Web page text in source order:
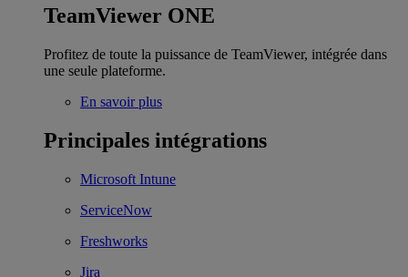
TeamViewer ONE
Profitez de toute la puissance de TeamViewer, intégrée dans
une seule plateforme.
En savoir plus
Principales intégrations
Microsoft Intune
ServiceNow
Freshworks
Jira